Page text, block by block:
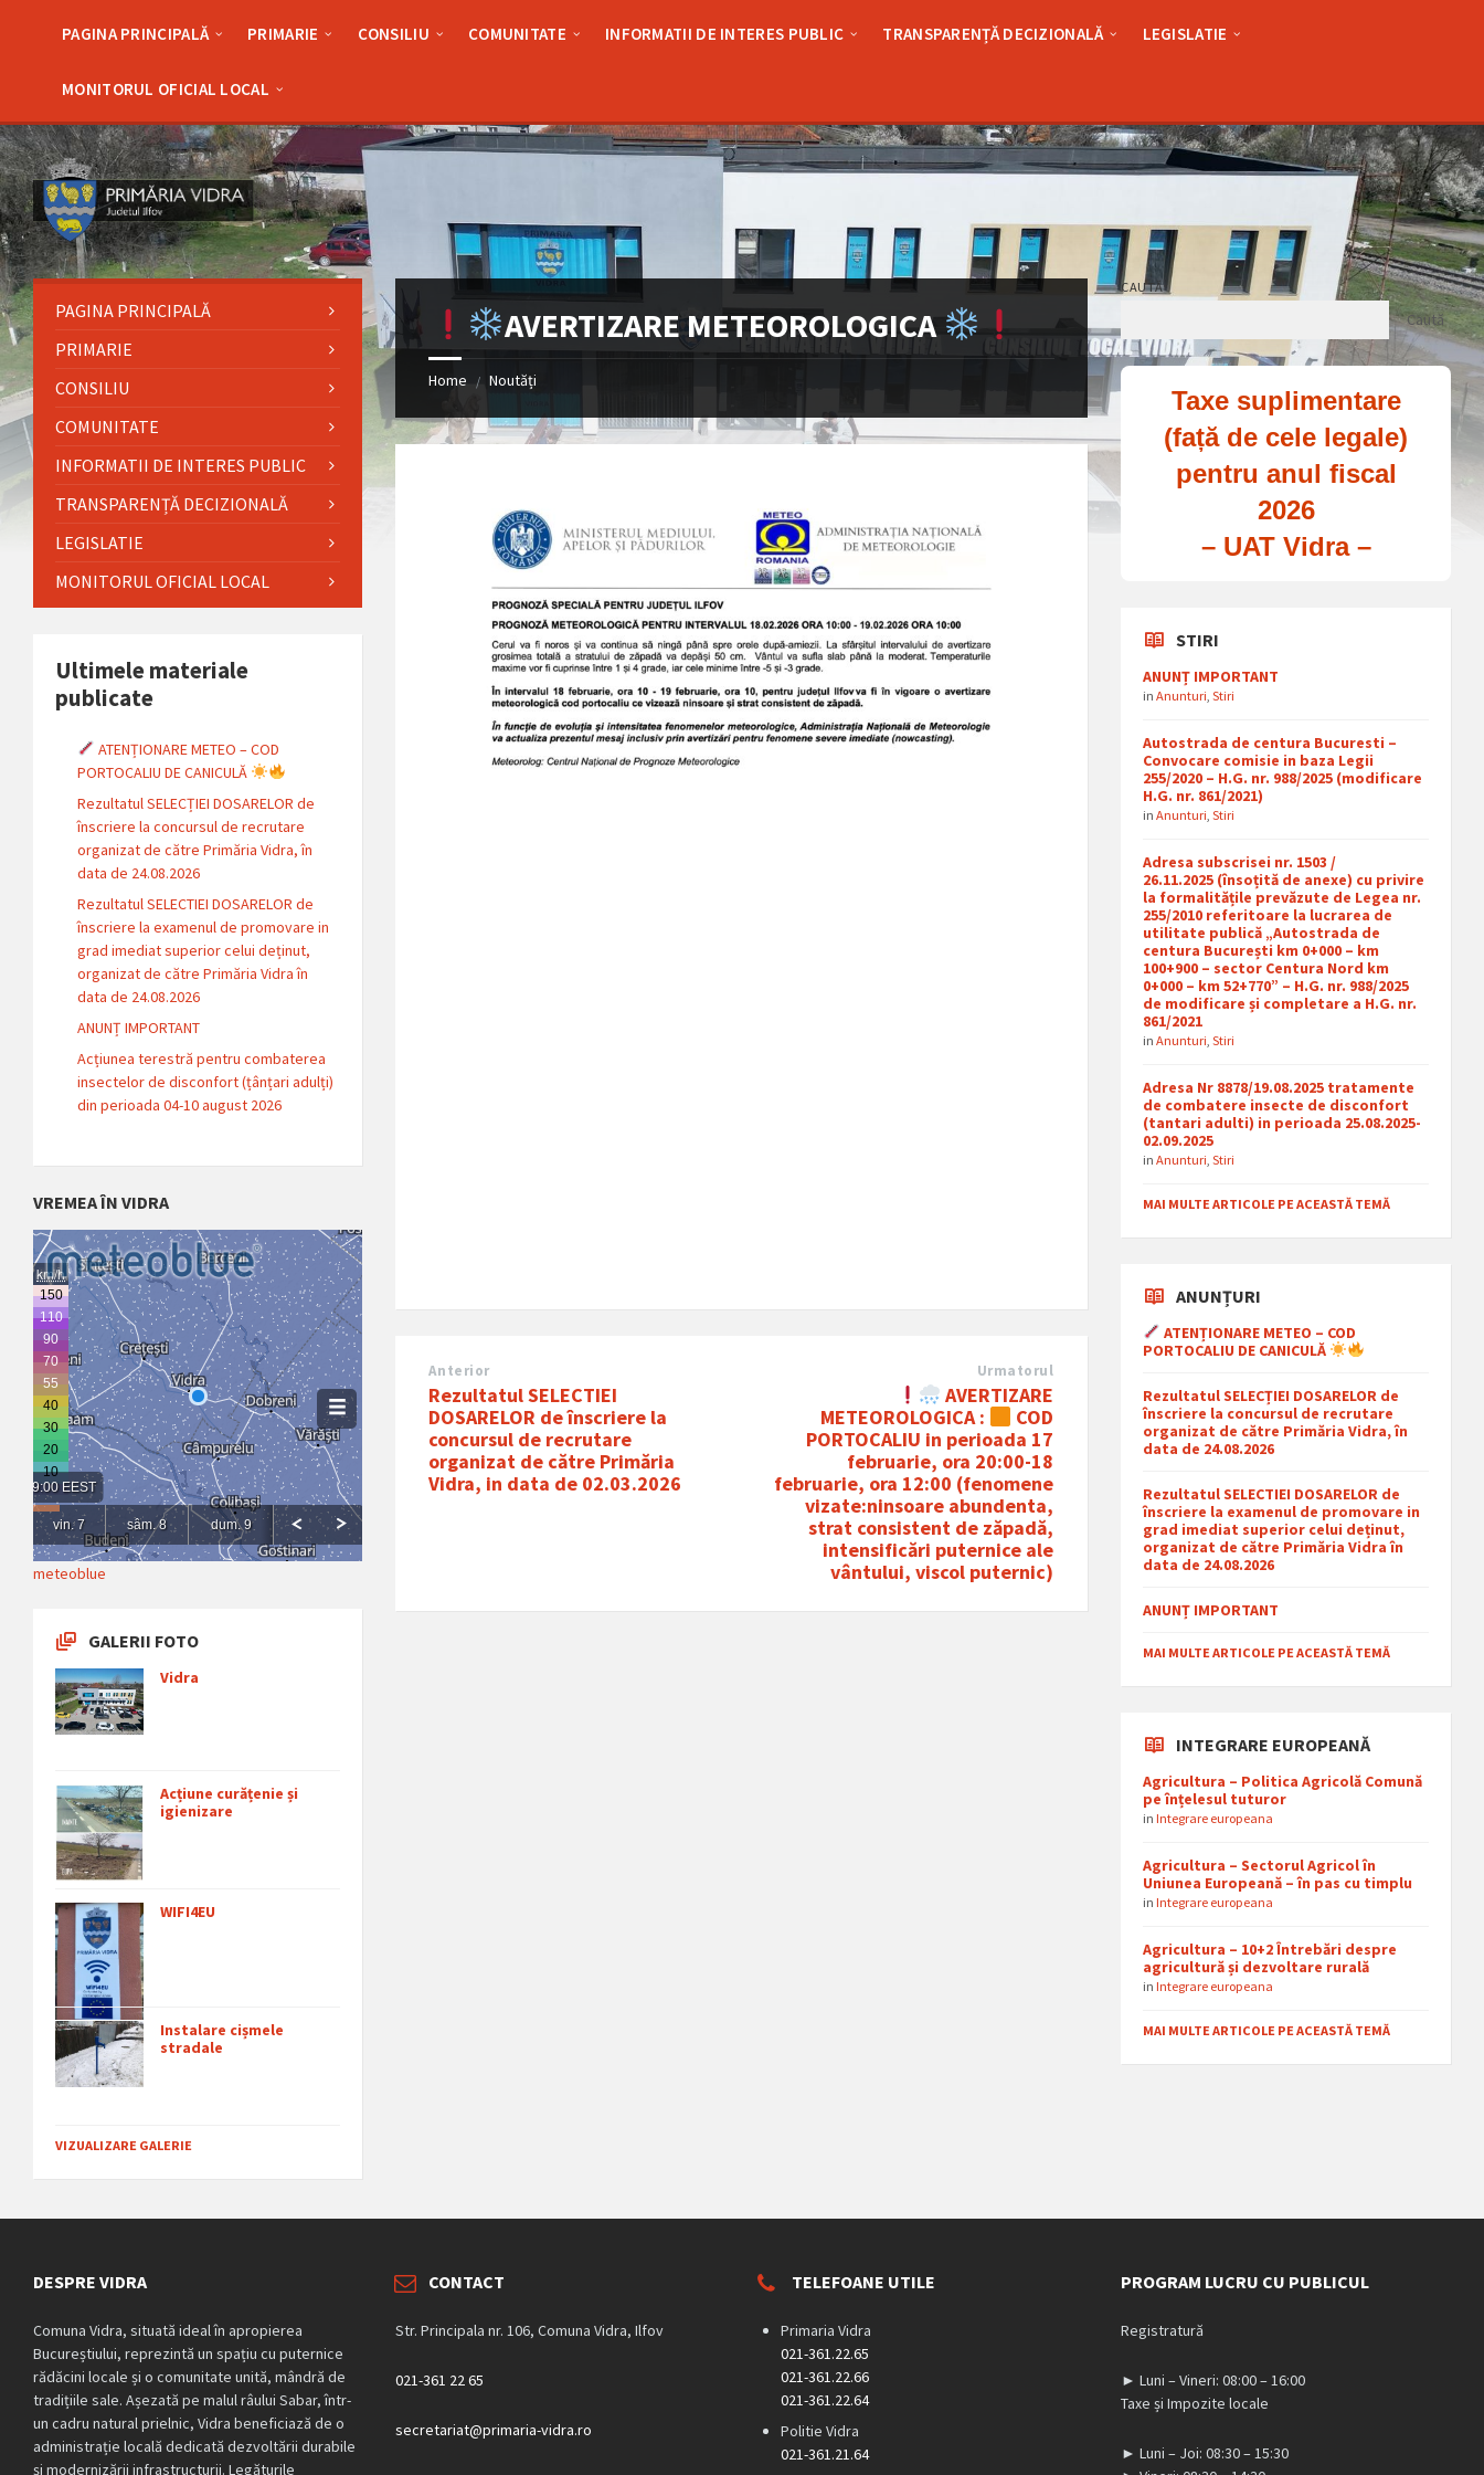
PAGINA PRINCIPALĂ PRIMARIE CONSILIU COMUNITATE INFORMATII DE INTERES PUBLIC TRANSPARENȚĂ DECIZIONALĂ LEGISLATIE
MONITORUL OFICIAL LOCAL
AVERTIZARE METEOROLOGICA
Home / Noutăți
Anterior
Rezultatul SELECTIEI
DOSARELOR de înscriere la
concursul de recrutare
organizat de către Primăria
Vidra, in data de 02.03.2026
Urmatorul
AVERTIZARE
METEOROLOGICA :
COD
PORTOCALIU in perioada 17
februarie, ora 20:00-18
februarie, ora 12:00 (fenomene
vizate:ninsoare abundenta,
strat consistent de zăpadă,
intensificări puternice ale
vântului, viscol puternic)
PAGINA PRINCIPALĂ
PRIMARIE
CONSILIU
COMUNITATE
INFORMATII DE INTERES PUBLIC
TRANSPARENȚĂ DECIZIONALĂ
LEGISLATIE
MONITORUL OFICIAL LOCAL
Ultimele materiale
publicate
ATENȚIONARE METEO – COD
PORTOCALIU DE CANICULĂ
Rezultatul SELECȚIEI DOSARELOR de
înscriere la concursul de recrutare
organizat de către Primăria Vidra, în
data de 24.08.2026
Rezultatul SELECTIEI DOSARELOR de
înscriere la examenul de promovare in
grad imediat superior celui deținut,
organizat de către Primăria Vidra în
data de 24.08.2026
ANUNȚ IMPORTANT
Acțiunea terestră pentru combaterea
insectelor de disconfort (țânțari adulți)
din perioada 04-10 august 2026
VREMEA ÎN VIDRA
meteoblue
GALERII FOTO
Vidra
Acțiune curățenie și
igienizare
WIFI4EU
Instalare cișmele
stradale
VIZUALIZARE GALERIE
CAUTĂ
Caută
Taxe suplimentare
(față de cele legale)
pentru anul fiscal
2026
– UAT Vidra –
STIRI
ANUNȚ IMPORTANT
inAnunturi ,Stiri
Autostrada de centura Bucuresti –
Convocare comisie in baza Legii
255/2020 – H.G. nr. 988/2025 (modificare
H.G. nr. 861/2021)
inAnunturi ,Stiri
Adresa subscrisei nr. 1503 /
26.11.2025 (însoțită de anexe) cu privire
la formalitățile prevăzute de Legea nr.
255/2010 referitoare la lucrarea de
utilitate publică „Autostrada de
centura București km 0+000 – km
100+900 – sector Centura Nord km
0+000 – km 52+770” – H.G. nr. 988/2025
de modificare și completare a H.G. nr.
861/2021
inAnunturi ,Stiri
Adresa Nr 8878/19.08.2025 tratamente
de combatere insecte de disconfort
(tantari adulti) in perioada 25.08.2025-
02.09.2025
inAnunturi ,Stiri
MAI MULTE ARTICOLE PE ACEASTĂ TEMĂ
ANUNȚURI
ATENȚIONARE METEO – COD
PORTOCALIU DE CANICULĂ
Rezultatul SELECȚIEI DOSARELOR de
înscriere la concursul de recrutare
organizat de către Primăria Vidra, în
data de 24.08.2026
Rezultatul SELECTIEI DOSARELOR de
înscriere la examenul de promovare in
grad imediat superior celui deținut,
organizat de către Primăria Vidra în
data de 24.08.2026
ANUNȚ IMPORTANT
MAI MULTE ARTICOLE PE ACEASTĂ TEMĂ
INTEGRARE EUROPEANĂ
Agricultura – Politica Agricolă Comună
pe înțelesul tuturor
inIntegrare europeana
Agricultura – Sectorul Agricol în
Uniunea Europeană – în pas cu timplu
inIntegrare europeana
Agricultura – 10+2 Întrebări despre
agricultură și dezvoltare rurală
inIntegrare europeana
MAI MULTE ARTICOLE PE ACEASTĂ TEMĂ
DESPRE VIDRA
Comuna Vidra, situată ideal în apropierea
Bucureștiului, reprezintă un spațiu cu puternice
rădăcini locale și o comunitate unită, mândră de
tradițiile sale. Așezată pe malul râului Sabar, într-
un cadru natural prielnic, Vidra beneficiază de o
administrație locală dedicată dezvoltării durabile
și modernizării infrastructurii. Legăturile
CONTACT
Str. Principala nr. 106, Comuna Vidra, Ilfov
021-361 22 65
secretariat@primaria-vidra.ro
TELEFOANE UTILE
Primaria Vidra
021-361.22.65
021-361.22.66
021-361.22.64
Politie Vidra
021-361.21.64
PROGRAM LUCRU CU PUBLICUL
Registratură
► Luni – Vineri: 08:00 – 16:00
Taxe și Impozite locale
► Luni – Joi: 08:30 – 15:30